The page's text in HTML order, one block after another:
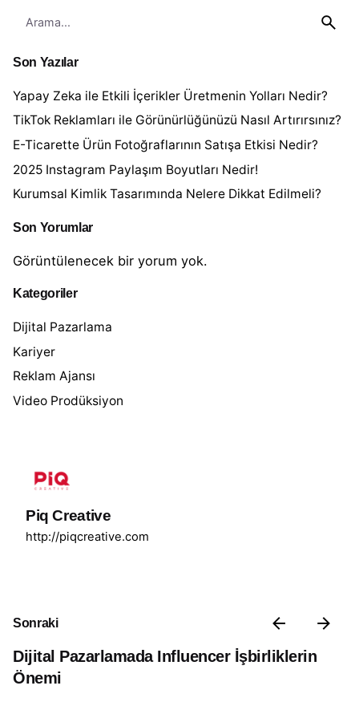
Son Yazılar
Yapay Zeka ile Etkili İçerikler Üretmenin Yolları Nedir?
TikTok Reklamları ile Görünürlüğünüzü Nasıl Artırırsınız?
E-Ticarette Ürün Fotoğraflarının Satışa Etkisi Nedir?
2025 Instagram Paylaşım Boyutları Nedir!
Kurumsal Kimlik Tasarımında Nelere Dikkat Edilmeli?
Son Yorumlar
Görüntülenecek bir yorum yok.
Kategoriler
Dijital Pazarlama
Kariyer
Reklam Ajansı
Video Prodüksiyon
Piq Creative
http://piqcreative.com
Sonraki
Dijital Pazarlamada Influencer İşbirliklerin
Önemi